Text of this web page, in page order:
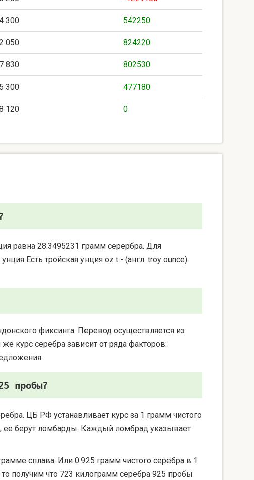
300 542250
050 824220
830 802530
300 477180
120 0
равна 28.3495231 грамм серербра. Для
Есть тройская унция oz t - (англ. troy ounce).
фиксинга. Перевод осуществляется из
курс серебра зависит от ряда факторов:
пробы?
ЦБ РФ устанавливает курс за 1 грамм чистого
ее берут ломбарды. Каждый ломбрад указывает
сплава. Или 0.925 грамм чистого серебра в 1
получим что 723 килограмм серебра 925 пробы